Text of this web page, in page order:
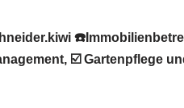
☑️ Gartenpflege